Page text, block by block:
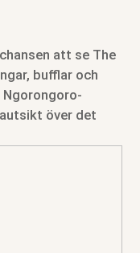
att se The
bufflar och
över det